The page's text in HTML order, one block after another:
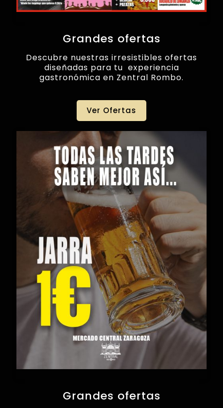
Grandes ofertas
Descubre nuestras irresistibles ofertas
diseñadas para tu experiencia
gastronómica en Zentral Rombo.
Ver Ofertas
Grandes ofertas